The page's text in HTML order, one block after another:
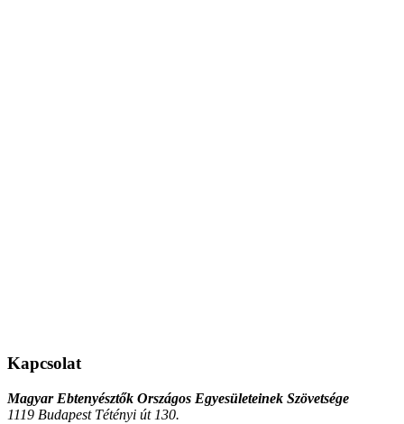
Kapcsolat
Magyar Ebtenyésztők Országos Egyesületeinek Szövetsége
1119 Budapest Tétényi út 130.